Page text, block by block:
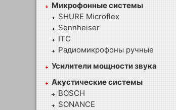
Микрофонные системы
SHURE Microflex
Sennheiser
ITC
Радиомикрофоны ручные
Усилители мощности звука
Акустические системы
BOSCH
SONANCE